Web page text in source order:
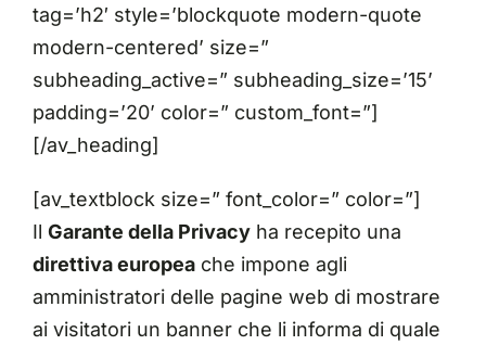
tag=’h2′ style=’blockquote modern-quote
modern-centered’ size=”
subheading_active=” subheading_size=’15’
padding=’20’ color=” custom_font=”]
[/av_heading]
[av_textblock size=” font_color=” color=”]
Il Garante della Privacy ha recepito una
direttiva europea che impone agli
amministratori delle pagine web di mostrare
ai visitatori un banner che li informa di quale